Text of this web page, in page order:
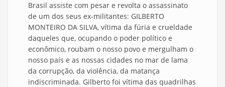
Brasil assiste com pesar e revolta o assassinato
de um dos seus ex-militantes: GILBERTO
MONTEIRO DA SILVA, vítima da fúria e crueldade
daqueles que, ocupando o poder político e
econômico, roubam o nosso povo e mergulham o
nosso país e as nossas cidades no mar de lama
da corrupção, da violência, da matança
indiscriminada. Gilberto foi vítima das quadrilhas